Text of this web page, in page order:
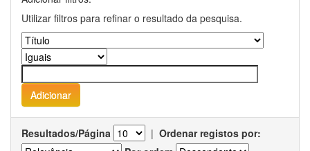
Utilizar filtros para refinar o resultado da pesquisa.
Resultados/Página | Ordenar registos por: